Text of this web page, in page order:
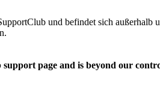
und befindet sich außerhalb
page and is beyond our